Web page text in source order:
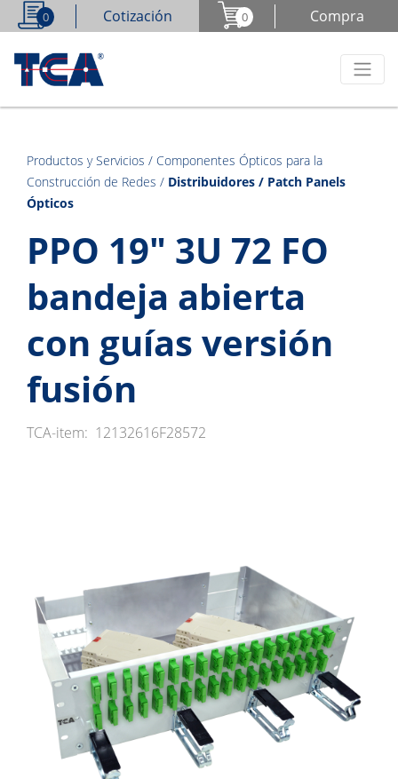
0 Compra
0 Cotización
Productos y Servicios / Componentes Ópticos para la
Construcción de Redes / Distribuidores / Patch Panels
Ópticos
PPO 19" 3U 72 FO
bandeja abierta
con guías versión
fusión
TCA-item: 12132616F28572